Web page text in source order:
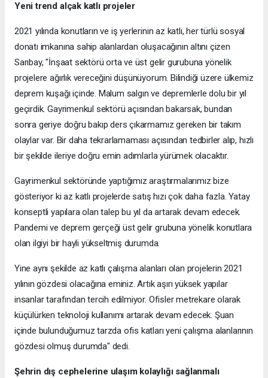
Yeni trend alçak katlı projeler
2021 yılında konutların ve iş yerlerinin az katlı, her türlü sosyal
donatı imkanına sahip alanlardan oluşacağının altını çizen
Sarıbay, "İnşaat sektörü orta ve üst gelir gurubuna yönelik
projelere ağırlık vereceğini düşünüyorum. Bilindiği üzere ülkemiz
deprem kuşağı içinde. Malum salgın ve depremlerle dolu bir yıl
geçirdik. Gayrimenkul sektörü açısından bakarsak, bundan
sonra geriye doğru bakıp ders çıkarmamız gereken bir takım
olaylar var. Bir daha tekrarlamaması açısından tedbirler alıp, hızlı
bir şekilde ileriye doğru emin adımlarla yürümek olacaktır.
Gayrimenkul sektöründe yaptığımız araştırmalarımız bize
gösteriyor ki az katlı projelerde satış hızı çok daha fazla. Yatay
konseptli yapılara olan talep bu yıl da artarak devam edecek.
Pandemi ve deprem gerçeği üst gelir grubuna yönelik konutlara
olan ilgiyi bir hayli yükseltmiş durumda.
Yine aynı şekilde az katlı çalışma alanları olan projelerin 2021
yılının gözdesi olacağına eminiz. Artık aşırı yüksek yapılar
insanlar tarafından tercih edilmiyor. Ofisler metrekare olarak
küçülürken teknoloji kullanımı artarak devam edecek. Şuan
içinde bulunduğumuz tarzda ofis katları yeni çalışma alanlarının
gözdesi olmuş durumda" dedi.
Şehrin dış cephelerine ulaşım kolaylığı sağlanmalı